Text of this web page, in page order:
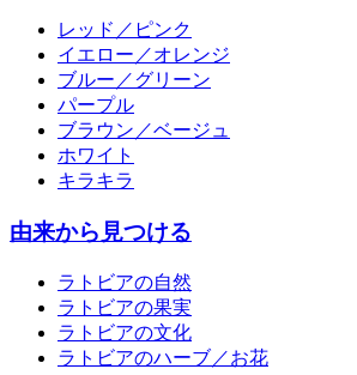
レッド／ピンク
イエロー／オレンジ
ブルー／グリーン
パープル
ブラウン／ベージュ
ホワイト
キラキラ
由来から見つける
ラトビアの自然
ラトビアの果実
ラトビアの文化
ラトビアのハーブ／お花